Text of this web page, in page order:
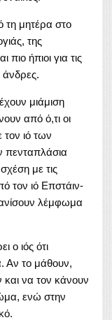
τη μητέρα στο
της
πιο ήπιοι για τις
άνδρες.
μιάμιση
από ό,τι οι
τον ιό των
με τις
τον ιό Επστάιν-
λέμφωμα
ο ιός ότι
Αν το μάθουν,
και να τον κάνουν
ενώ στην